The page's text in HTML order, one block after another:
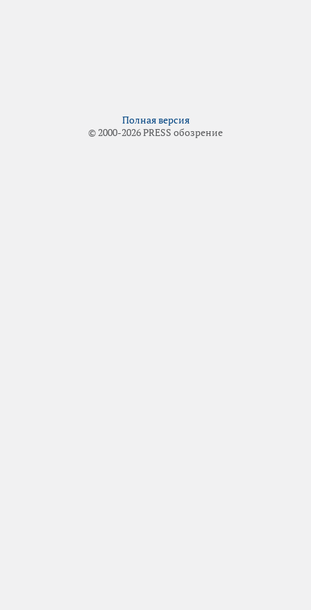
Полная версия
© 2000-2026 PRESS обозрение